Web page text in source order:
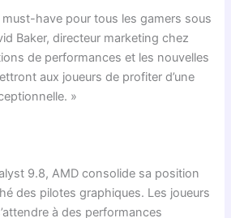
have pour tous les gamers sous
Baker, directeur marketing chez
de performances et les nouvelles
aux joueurs de profiter d’une
»
9.8, AMD consolide sa position
des pilotes graphiques. Les joueurs
à des performances